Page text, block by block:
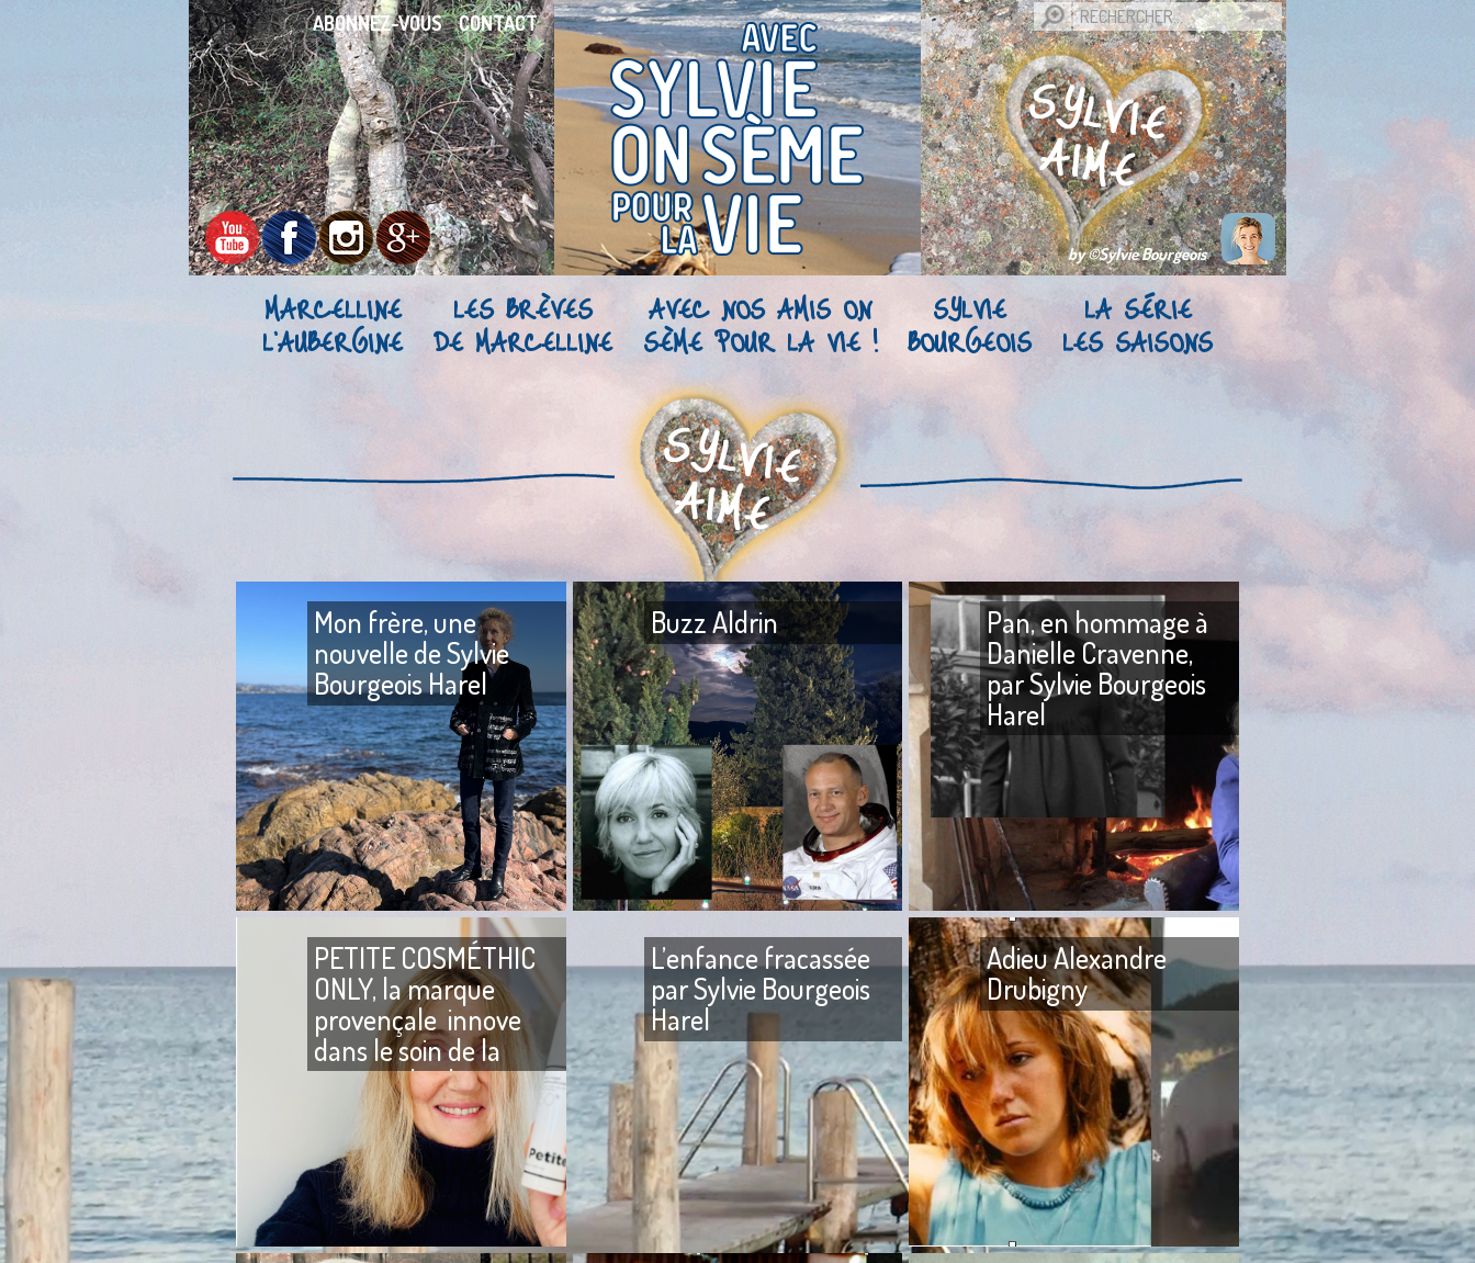
ABONNEZ-VOUS CONTACT
by ©Sylvie Bourgeois
MARCELLINE
L’AUBERGINE
LES BRÈVES
DE MARCELLINE
AVEC NOS AMIS ON
SÈME POUR LA VIE !
SYLVIE
BOURGEOIS
LA SÉRIE
LES SAISONS
Mon frère, une
nouvelle de Sylvie
Bourgeois Harel
Mon frère — Ton frère est à
l’hôpital. — Quoi ? — Ils l’ont
agressé. — Mais qui ? — Ta
tante, sa fille, son
Buzz Aldrin
Buzz Aldrin La Pleine Lune du
Loup me fait penser à une
rencontre lunaire. Nous
sommes fin 2003 ou début
2004,
Pan, en hommage à
Danielle Cravenne,
par Sylvie Bourgeois
Harel
PETITE COSMÉTHIC
ONLY, la marque
provençale innove
dans le soin de la
peau et du cheveu
PETITE COSMÉTHIC ONLY, la
marque provençale innove
dans le soin de la peau et du
cheveu Après avoir créé, il y
L’enfance fracassée
par Sylvie Bourgeois
Harel
L’enfance fracassée À la petite
école, puis au collège où j’étais
dans des établissements
privés et religieux, le mot qui
Adieu Alexandre
Drubigny
Adieu mon cher Alexandre
Drubigny ! Je viens à l’instant
d’apprendre que tu aurais
décidé de partir à la recherche